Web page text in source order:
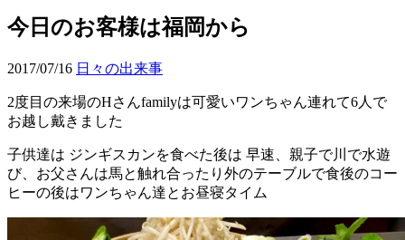
今日のお客様は福岡から
2017/07/16 日々の出来事
2度目の来場のHさんfamilyは可愛いワンちゃん連れて6人で
お越し戴きました
子供達は ジンギスカンを食べた後は 早速、親子で川で水遊
び、お父さんは馬と触れ合ったり外のテーブルで食後のコー
ヒーの後はワンちゃん達とお昼寝タイム